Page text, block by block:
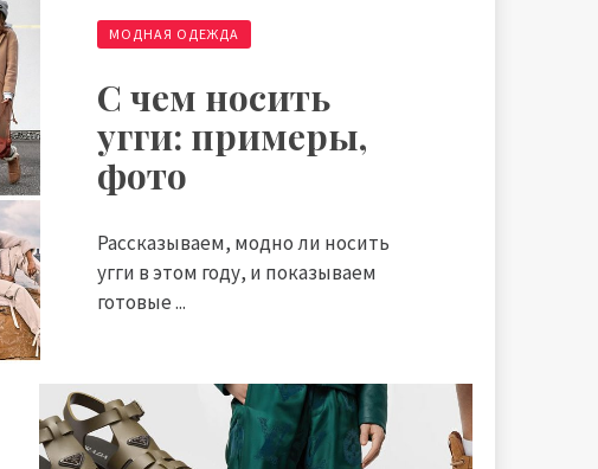
МОДНАЯ ОДЕЖДА
С чем носить
угги: примеры,
фото
Рассказываем, модно ли носить
угги в этом году, и показываем
готовые ...